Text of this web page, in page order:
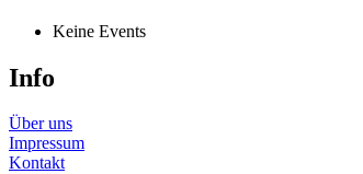
Keine Events
Info
Über uns
Impressum
Kontakt